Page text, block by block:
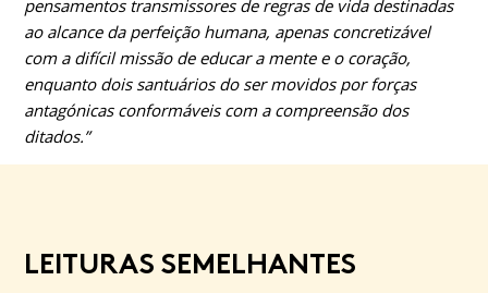
pensamentos transmissores de regras de vida destinadas
ao alcance da perfeicão humana, apenas concretizável
com a difícil missão de educar a mente e o coracão,
enquanto dois santuários do ser movidos por forcas
antagónicas conformáveis com a compreensão dos
ditados.”
LEITURAS SEMELHANTES